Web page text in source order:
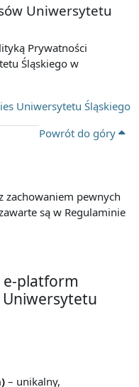
Uniwersytetu
Prywatności
Śląskiego w
Uniwersytetu Śląskiego
Powrót do góry
zachowaniem pewnych
są w Regulaminie
e-platform
– unikalny,